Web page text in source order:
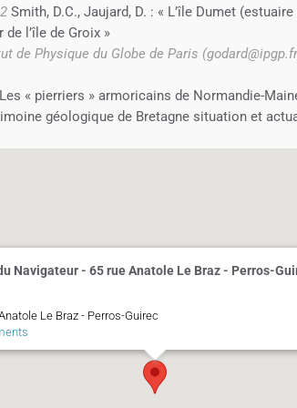
2Smith, D.C., Jaujard, D. : « L’île Dumet
l’île de Groix »
de Physique du Globe de Paris
« pierriers » armoricains de Normandie-
géologique de Bretagne situation et
Navigateur - 65 rue Anatole Le Braz - Perros-
Le Braz - Perros-Guirec